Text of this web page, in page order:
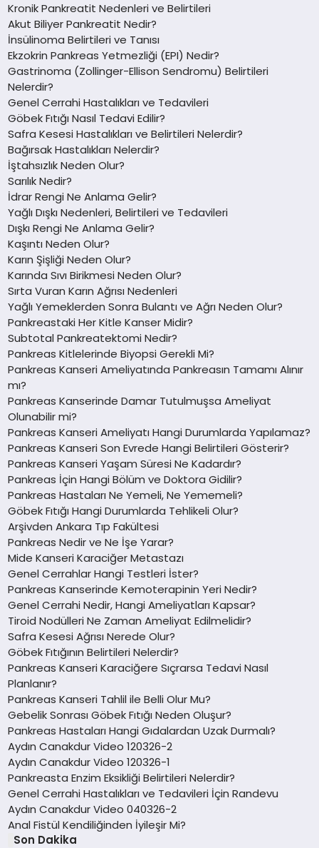
Kronik Pankreatit Nedenleri ve Belirtileri
Akut Biliyer Pankreatit Nedir?
İnsülinoma Belirtileri ve Tanısı
Ekzokrin Pankreas Yetmezliği (EPI) Nedir?
Gastrinoma (Zollinger-Ellison Sendromu) Belirtileri
Nelerdir?
Genel Cerrahi Hastalıkları ve Tedavileri
Göbek Fıtığı Nasıl Tedavi Edilir?
Safra Kesesi Hastalıkları ve Belirtileri Nelerdir?
Bağırsak Hastalıkları Nelerdir?
İştahsızlık Neden Olur?
Sarılık Nedir?
İdrar Rengi Ne Anlama Gelir?
Yağlı Dışkı Nedenleri, Belirtileri ve Tedavileri
Dışkı Rengi Ne Anlama Gelir?
Kaşıntı Neden Olur?
Karın Şişliği Neden Olur?
Karında Sıvı Birikmesi Neden Olur?
Sırta Vuran Karın Ağrısı Nedenleri
Yağlı Yemeklerden Sonra Bulantı ve Ağrı Neden Olur?
Pankreastaki Her Kitle Kanser Midir?
Subtotal Pankreatektomi Nedir?
Pankreas Kitlelerinde Biyopsi Gerekli Mi?
Pankreas Kanseri Ameliyatında Pankreasın Tamamı Alınır
mı?
Pankreas Kanserinde Damar Tutulmuşsa Ameliyat
Olunabilir mi?
Pankreas Kanseri Ameliyatı Hangi Durumlarda Yapılamaz?
Pankreas Kanseri Son Evrede Hangi Belirtileri Gösterir?
Pankreas Kanseri Yaşam Süresi Ne Kadardır?
Pankreas İçin Hangi Bölüm ve Doktora Gidilir?
Pankreas Hastaları Ne Yemeli, Ne Yememeli?
Göbek Fıtığı Hangi Durumlarda Tehlikeli Olur?
Arşivden Ankara Tıp Fakültesi
Pankreas Nedir ve Ne İşe Yarar?
Mide Kanseri Karaciğer Metastazı
Genel Cerrahlar Hangi Testleri İster?
Pankreas Kanserinde Kemoterapinin Yeri Nedir?
Genel Cerrahi Nedir, Hangi Ameliyatları Kapsar?
Tiroid Nodülleri Ne Zaman Ameliyat Edilmelidir?
Safra Kesesi Ağrısı Nerede Olur?
Göbek Fıtığının Belirtileri Nelerdir?
Pankreas Kanseri Karaciğere Sıçrarsa Tedavi Nasıl
Planlanır?
Pankreas Kanseri Tahlil ile Belli Olur Mu?
Gebelik Sonrası Göbek Fıtığı Neden Oluşur?
Pankreas Hastaları Hangi Gıdalardan Uzak Durmalı?
Aydın Canakdur Video 120326-2
Aydın Canakdur Video 120326-1
Pankreasta Enzim Eksikliği Belirtileri Nelerdir?
Genel Cerrahi Hastalıkları ve Tedavileri İçin Randevu
Aydın Canakdur Video 040326-2
Anal Fistül Kendiliğinden İyileşir Mi?
Son Dakika